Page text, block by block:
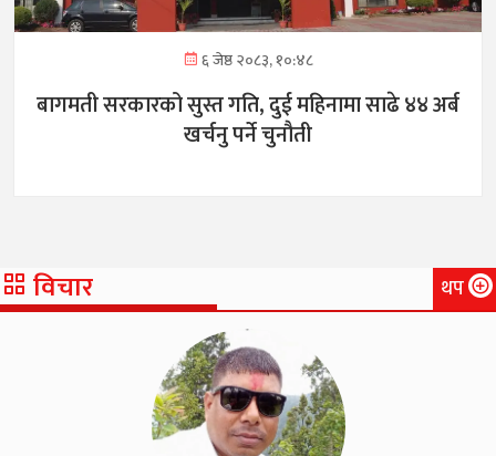
६ जेष्ठ २०८३, १०:४८
बागमती सरकारको सुस्त गति, दुई महिनामा साढे ४४ अर्ब
खर्चनु पर्ने चुनौती
विचार थप